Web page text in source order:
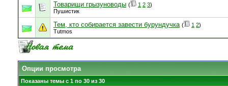
Товарищи грызуноводы ( 1 2 3)
Пушистик
Тем, кто собирается завести бурундучка ( 1 2)
Tutmos
Опции просмотра
Показаны темы с 1 по 30 из 30